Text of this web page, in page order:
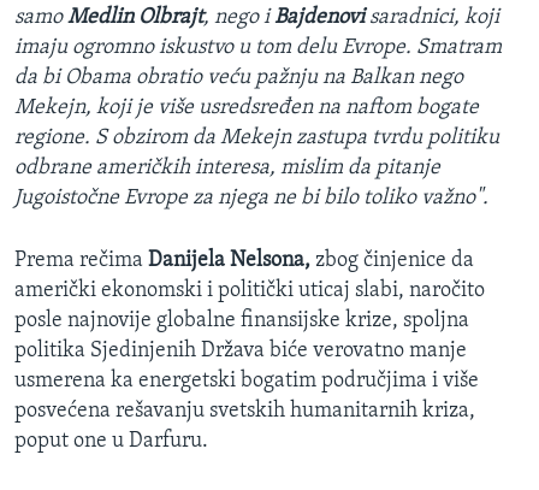
samoMedlin Olbrajt, nego iBajdenovisaradnici, koji
imaju ogromno iskustvo u tom delu Evrope. Smatram
da bi Obama obratio veću pažnju na Balkan nego
Mekejn, koji je više usredsređen na naftom bogate
regione. S obzirom da Mekejn zastupa tvrdu politiku
odbrane američkih interesa, mislim da pitanje
Jugoistočne Evrope za njega ne bi bilo toliko važno".
Prema rečima Danijela Nelsona, zbog činjenice da
američki ekonomski i politički uticaj slabi, naročito
posle najnovije globalne finansijske krize, spoljna
politika Sjedinjenih Država biće verovatno manje
usmerena ka energetski bogatim područjima i više
posvećena rešavanju svetskih humanitarnih kriza,
poput one u Darfuru.